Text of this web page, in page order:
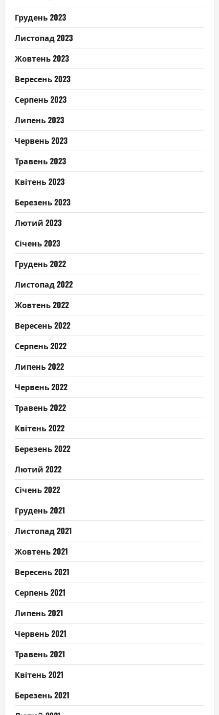
Грудень 2023
Листопад 2023
Жовтень 2023
Вересень 2023
Серпень 2023
Липень 2023
Червень 2023
Травень 2023
Квітень 2023
Березень 2023
Лютий 2023
Січень 2023
Грудень 2022
Листопад 2022
Жовтень 2022
Вересень 2022
Серпень 2022
Липень 2022
Червень 2022
Травень 2022
Квітень 2022
Березень 2022
Лютий 2022
Січень 2022
Грудень 2021
Листопад 2021
Жовтень 2021
Вересень 2021
Серпень 2021
Липень 2021
Червень 2021
Травень 2021
Квітень 2021
Березень 2021